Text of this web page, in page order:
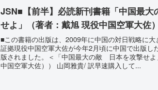
JSN■【前半】必読新刊書籍「中国最大
せよ」（著者：戴旭 現役中国空軍大佐）
■この書籍の出版は、2009年に中国の対日戦略に大
証拠現役中国空軍大佐が今年2月頃に中国で出版し
版されました。＜「中国最大の敵 日本を攻撃せ
中国空軍大佐）） 山岡雅貴/ 訳早速購入して...